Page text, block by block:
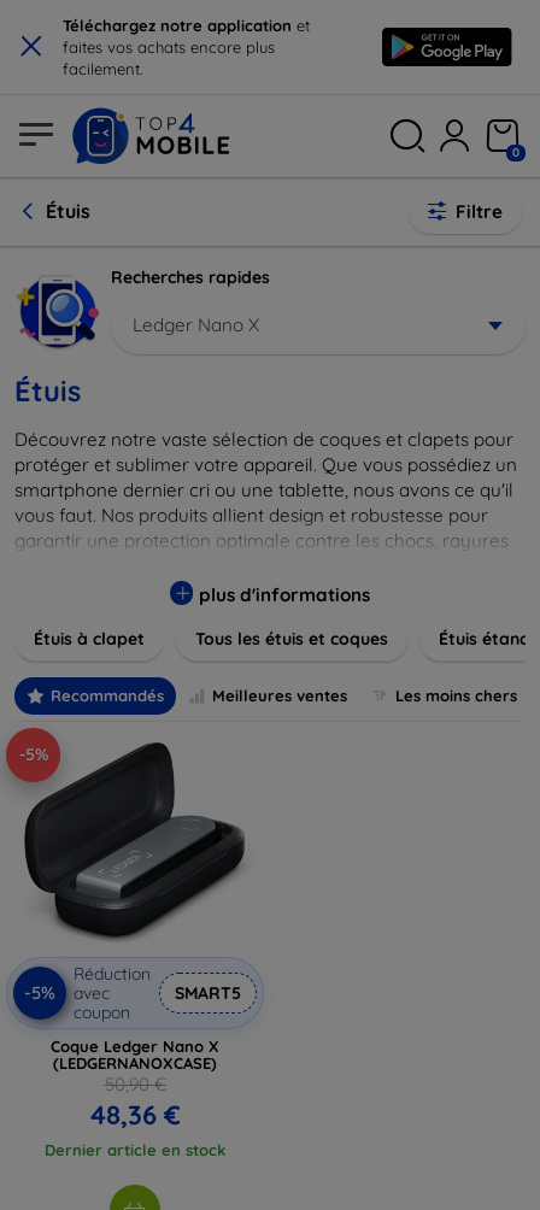
× Téléchargez notre application et
faites vos achats encore plus
facilement.
0
Étuis Filtre
Recherches rapides
Ledger Nano X
Étuis
Découvrez notre vaste sélection de coques et clapets pour
protéger et sublimer votre appareil. Que vous possédiez un
smartphone dernier cri ou une tablette, nous avons ce qu'il
vous faut. Nos produits allient design et robustesse pour
garantir une protection optimale contre les chocs, rayures
allant des modèles élégants et minimalistes aux designs
matériaux de haute qualité, y compris le cuir, le silicone, et
parfait pour exprimer votre style tout en assurant la
durabilité de votre appareil.
plus d'informations
Étuis à clapet Tous les étuis et coques Étuis
Recommandés Meilleures ventes Les moins chers
-5%
-5%
Réduction
avec
coupon
SMART5
Coque Ledger Nano X
(LEDGERNANOXCASE)
50,90 €
48,36 €
Dernier article en stock